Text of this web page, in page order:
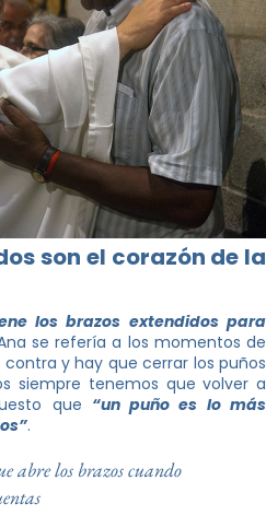
son el corazón de la
los brazos extendidos para
se refería a los momentos de
y hay que cerrar los puños
siempre tenemos que volver a
que “un puño es lo más
.
abre los brazos cuando